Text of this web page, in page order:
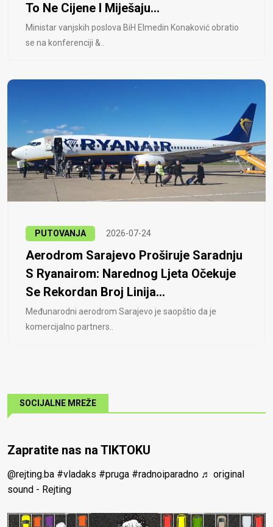
To Ne Cijene I Miješaju...
Ministar vanjskih poslova BiH Elmedin Konaković obratio
se na konferenciji &..
PUTOVANJA 2026-07-24
Aerodrom Sarajevo Proširuje Saradnju
S Ryanairom: Narednog Ljeta Očekuje
Se Rekordan Broj Linija...
Međunarodni aerodrom Sarajevo je saopštio da je
komercijalno partners..
SOCIJALNE MREŽE
Zapratite nas na TIKTOKU
@rejting.ba #vladaks #pruga #radnoiparadno ♬ original
sound - Rejting